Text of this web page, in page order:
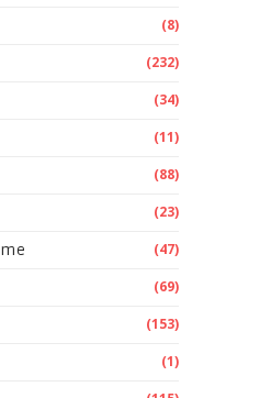
(8)
(232)
(34)
(11)
(88)
(23)
(47)
(69)
(153)
(1)